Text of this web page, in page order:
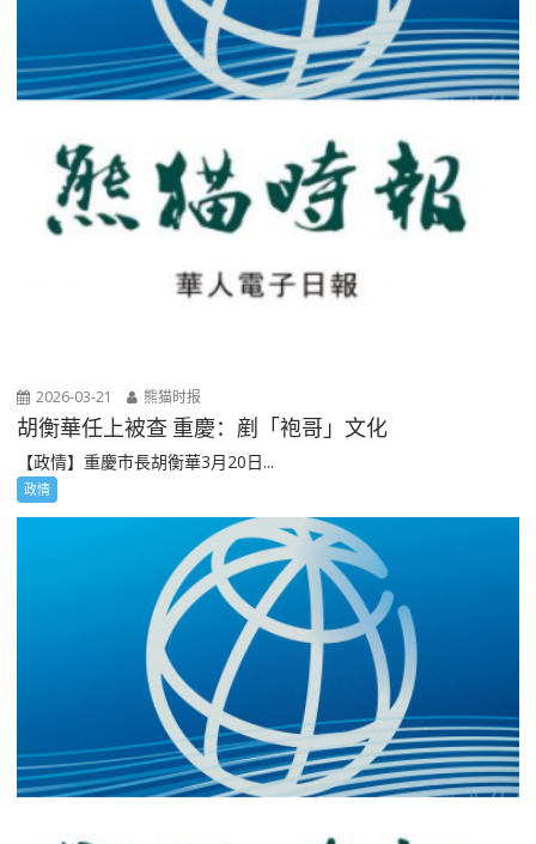
2026-03-21 熊猫时报
胡衡華任上被查 重慶：剷「袍哥」文化
【政情】重慶市長胡衡華3月20日...
政情